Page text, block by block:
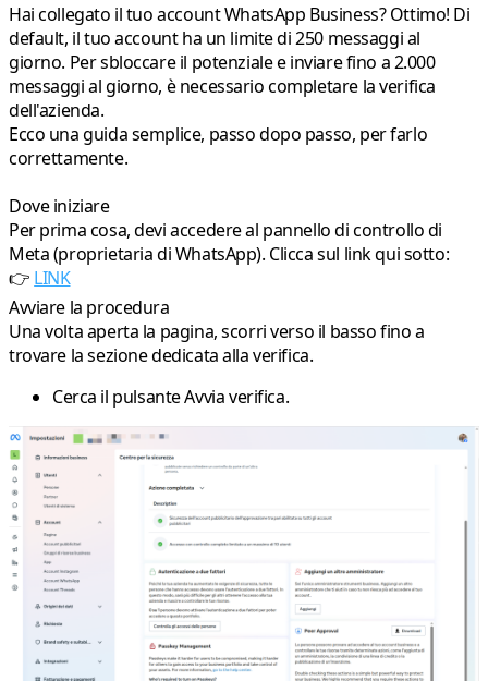
Hai collegato il tuo account WhatsApp Business? Ottimo! Di
default, il tuo account ha un limite di 250 messaggi al
giorno. Per sbloccare il potenziale e inviare fino a 2.000
messaggi al giorno, è necessario completare la verifica
dell'azienda.
Ecco una guida semplice, passo dopo passo, per farlo
correttamente.
Dove iniziare
Per prima cosa, devi accedere al pannello di controllo di
Meta (proprietaria di WhatsApp). Clicca sul link qui sotto:
👉 LINK
Avviare la procedura
Una volta aperta la pagina, scorri verso il basso fino a
trovare la sezione dedicata alla verifica.
Cerca il pulsanteAvvia verifica.